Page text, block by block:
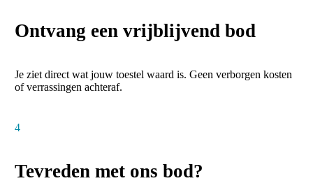
Ontvang een vrijblijvend bod
Je ziet direct wat jouw toestel waard is. Geen verborgen kosten
of verrassingen achteraf.
4
Tevreden met ons bod?